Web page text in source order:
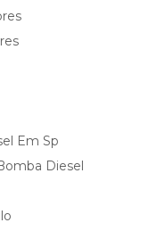
Em Sp
Diesel